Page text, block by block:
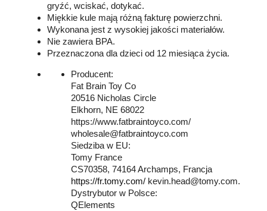
gryźć, wciskać, dotykać.
Miękkie kule mają różną fakturę powierzchni.
Wykonana jest z wysokiej jakości materiałów.
Nie zawiera BPA.
Przeznaczona dla dzieci od 12 miesiąca życia.
Producent:
Fat Brain Toy Co
20516 Nicholas Circle
Elkhorn, NE 68022
https://www.fatbraintoyco.com/
wholesale@fatbraintoyco.com
Siedziba w EU:
Tomy France
CS70358, 74164 Archamps, Francja
https://fr.tomy.com/ kevin.head@tomy.com.
Dystrybutor w Polsce:
QElements